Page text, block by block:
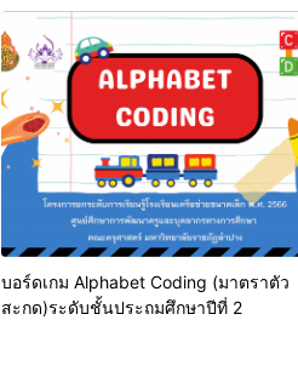
บอร์ดเกม Alphabet Coding (มาตราตัว
สะกด)ระดับชั้นประถมศึกษาปีที่ 2